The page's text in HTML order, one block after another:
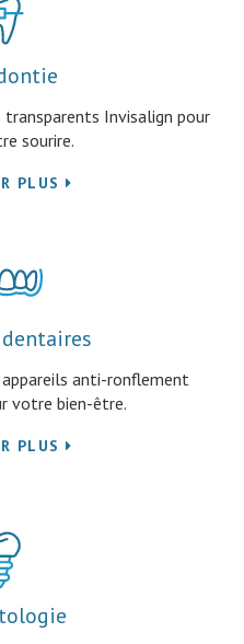
transparents Invisalign pour
sourire.
PLUS
anti-ronflement
votre bien-être.
PLUS